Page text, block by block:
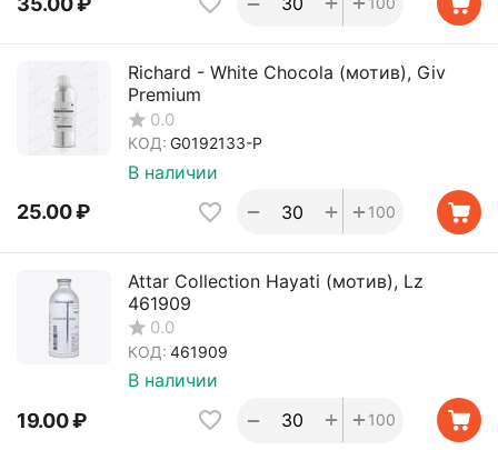
Richard - White Chocola (мотив), Giv
Premium
0.0
КОД: G0192133-P
В наличии
25.00₽ + 100
+
−
Attar Collection Hayati (мотив), Lz
461909
0.0
КОД: 461909
В наличии
19.00₽ + 100
+
−